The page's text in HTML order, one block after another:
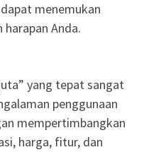
menemukan
Anda.
yang tepat sangat
penggunaan
mempertimbangkan
harga, fitur, dan